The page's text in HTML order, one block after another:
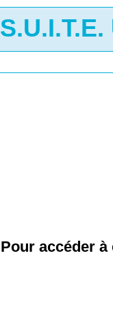
S.U.I.T.E.
Pour accéder